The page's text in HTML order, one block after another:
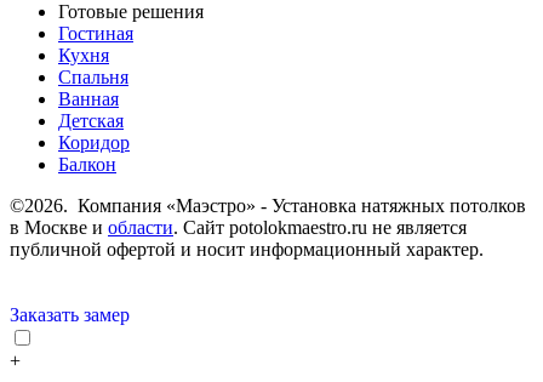
Готовые решения
Гостиная
Кухня
Спальня
Ванная
Детская
Коридор
Балкон
©2026. Компания «Маэстро» - Установка натяжных потолков
в Москве и области. Сайт potolokmaestro.ru не является
публичной офертой и носит информационный характер.
Заказать замер
+